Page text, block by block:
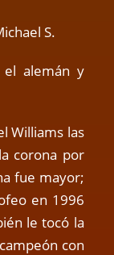
S.
el alemán y
Williams las
corona por
fue mayor;
en 1996
le tocó la
con